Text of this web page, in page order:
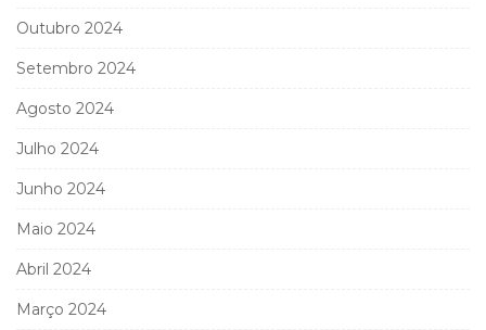
Outubro 2024
Setembro 2024
Agosto 2024
Julho 2024
Junho 2024
Maio 2024
Abril 2024
Março 2024